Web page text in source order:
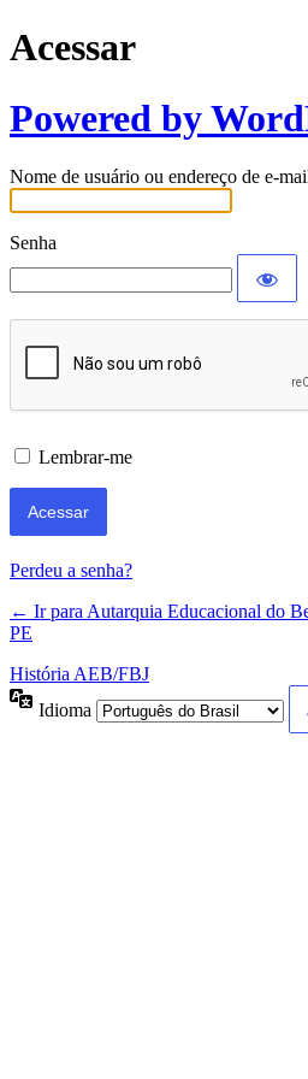
Acessar
Powered by
Nome de usuário ou endereço de e-
Senha
Lembrar-me
Perdeu a senha?
← Ir para Autarquia Educacional do
PE
História AEB/FBJ
Idioma